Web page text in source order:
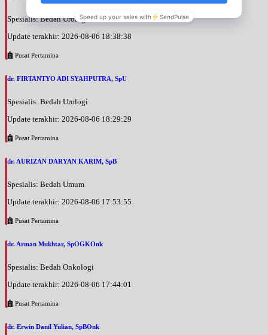
Spesialis: Bedah Urologi
Update terakhir: 2026-08-06 18:38:38
Pusat Pertamina
dr. FIRTANTYO ADI SYAHPUTRA, SpU
Spesialis: Bedah Urologi
Update terakhir: 2026-08-06 18:29:29
Pusat Pertamina
dr. AURIZAN DARYAN KARIM, SpB
Spesialis: Bedah Umum
Update terakhir: 2026-08-06 17:53:55
Pusat Pertamina
dr. Arman Mukhtar, SpOGKOnk
Spesialis: Bedah Onkologi
Update terakhir: 2026-08-06 17:44:01
Pusat Pertamina
dr. Erwin Danil Yulian, SpBOnk